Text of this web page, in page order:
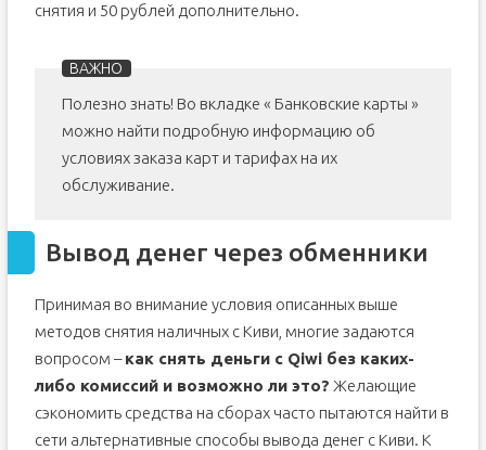
снятия и 50 рублей дополнительно.
Полезно знать! Во вкладке « Банковские карты »
можно найти подробную информацию об
условиях заказа карт и тарифах на их
обслуживание.
Вывод денег через обменники
Принимая во внимание условия описанных выше
методов снятия наличных с Киви, многие задаются
вопросом –как снять деньги с Qiwi без каких-
либо комиссий и возможно ли это? Желающие
сэкономить средства на сборах часто пытаются найти в
сети альтернативные способы вывода денег с Киви. К